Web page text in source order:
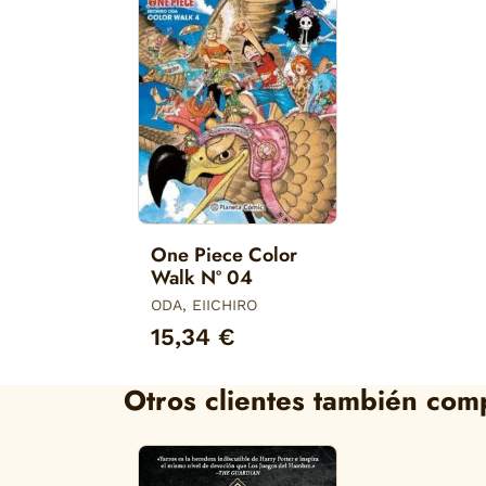
One Piece Color
Walk Nº 04
ODA, EIICHIRO
15,34 €
Otros clientes también